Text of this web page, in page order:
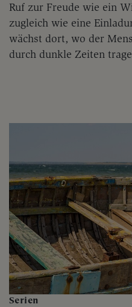
Ruf zur Freude wie ein
zugleich wie eine
wächst dort, wo der
durch dunkle Zeiten
Serien